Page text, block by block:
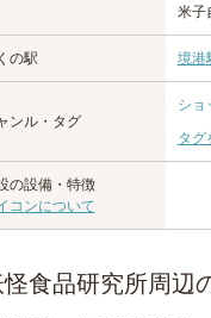
米子
の駅 境港
ンル・タグ
ショ
タグ
の設備・特徴
コンについて
食品研究所周辺